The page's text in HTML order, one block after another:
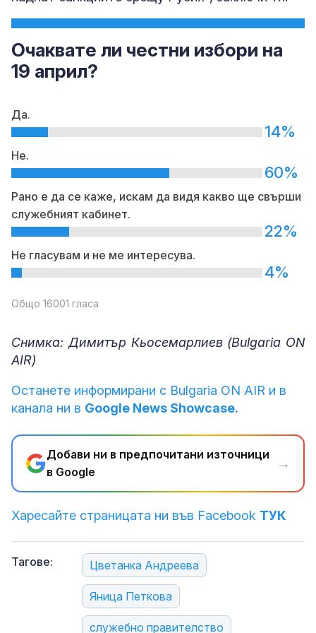
Очаквате ли честни избори на
19 април?
Да.
14%
Не.
60%
Рано е да се каже, искам да видя какво ще свърши
служебният кабинет.
22%
Не гласувам и не ме интересува.
4%
Общо 16001 гласа
Снимка: Димитър Кьосемарлиев (Bulgaria ON
AIR)
Останете информирани с Bulgaria ON AIR и в
канала ни в Google News Showcase.
Добави ни в предпочитани източници
в Google
→
Харесайте страницата ни във Facebook ТУК
Тагове: Цветанка Андреева
Яница Петкова
служебно правителство